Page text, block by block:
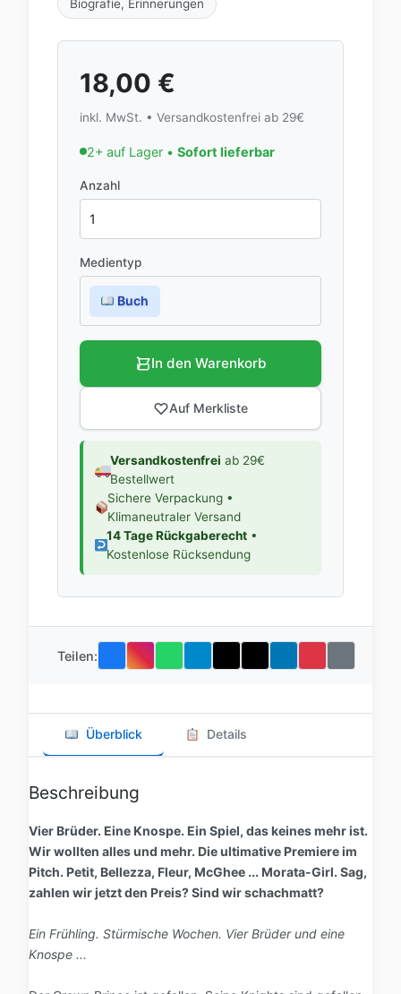
Biografie, Erinnerungen
18,00 €
inkl. MwSt. • Versandkostenfrei ab 29€
2+ auf Lager • Sofort lieferbar
Anzahl
Medientyp
Buch
In den Warenkorb
Auf Merkliste
Versandkostenfrei ab 29€
Bestellwert
Sichere Verpackung •
Klimaneutraler Versand
14 Tage Rückgaberecht•
Kostenlose Rücksendung
Teilen:
Überblick Details
Beschreibung
Vier Brüder. Eine Knospe. Ein Spiel, das keines mehr ist.
Wir wollten alles und mehr. Die ultimative Premiere im
Pitch. Petit, Bellezza, Fleur, McGhee ... Morata-Girl. Sag,
zahlen wir jetzt den Preis? Sind wir schachmatt?
Ein Frühling. Stürmische Wochen. Vier Brüder und eine
Knospe ...